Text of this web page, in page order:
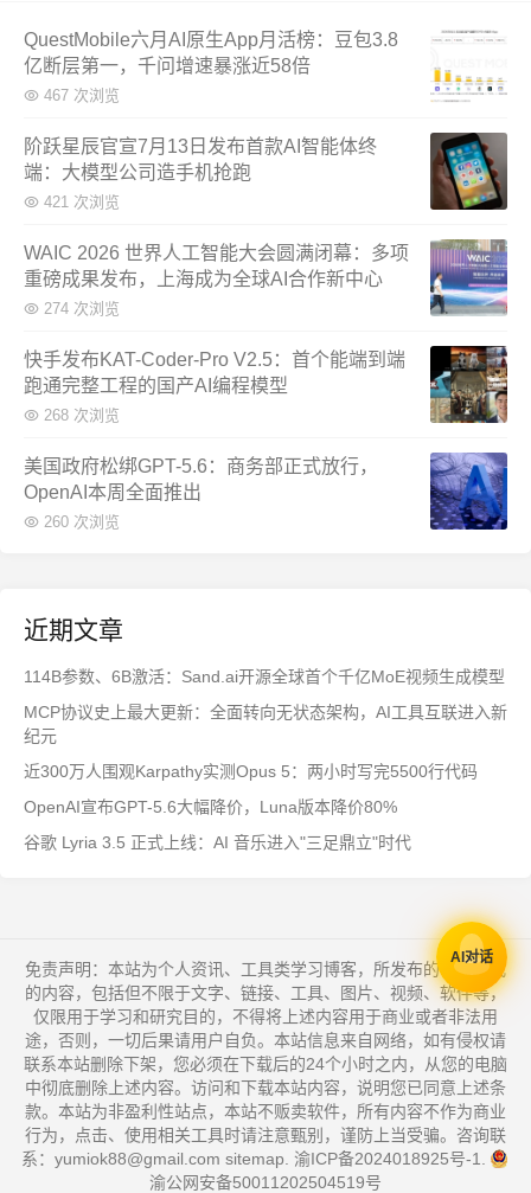
QuestMobile六月AI原生App月活榜：豆包3.8
亿断层第一，千问增速暴涨近58倍
467 次浏览
阶跃星辰官宣7月13日发布首款AI智能体终
端：大模型公司造手机抢跑
421 次浏览
WAIC 2026 世界人工智能大会圆满闭幕：多项
重磅成果发布，上海成为全球AI合作新中心
274 次浏览
快手发布KAT-Coder-Pro V2.5：首个能端到端
跑通完整工程的国产AI编程模型
268 次浏览
美国政府松绑GPT-5.6：商务部正式放行，
OpenAI本周全面推出
260 次浏览
近期文章
114B参数、6B激活：Sand.ai开源全球首个千亿MoE视频生成模型
MCP协议史上最大更新：全面转向无状态架构，AI工具互联进入新
纪元
近300万人围观Karpathy实测Opus 5：两小时写完5500行代码
OpenAI宣布GPT-5.6大幅降价，Luna版本降价80%
谷歌 Lyria 3.5 正式上线：AI 音乐进入"三足鼎立"时代
免责声明：本站为个人资讯、工具类学习博客，所发布的一切形式
的内容，包括但不限于文字、链接、工具、图片、视频、软件等，
仅限用于学习和研究目的，不得将上述内容用于商业或者非法用
途，否则，一切后果请用户自负。本站信息来自网络，如有侵权请
联系本站删除下架，您必须在下载后的24个小时之内，从您的电脑
中彻底删除上述内容。访问和下载本站内容，说明您已同意上述条
款。本站为非盈利性站点，本站不贩卖软件，所有内容不作为商业
行为，点击、使用相关工具时请注意甄别，谨防上当受骗。咨询联
系：yumiok88@gmail.com sitemap 渝ICP备2024018925号-1
渝公网安备50011202504519号
AI对话